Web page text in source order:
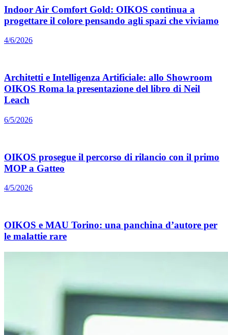
Indoor Air Comfort Gold: OIKOS continua a
progettare il colore pensando agli spazi che viviamo
4/6/2026
Architetti e Intelligenza Artificiale: allo Showroom
OIKOS Roma la presentazione del libro di Neil
Leach
6/5/2026
OIKOS prosegue il percorso di rilancio con il primo
MOP a Gatteo
4/5/2026
OIKOS e MAU Torino: una panchina d’autore per
le malattie rare